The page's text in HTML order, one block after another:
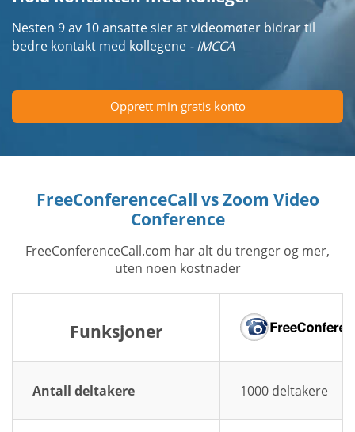
Nesten 9 av 10 ansatte sier at videomøter bidrar til
bedre kontakt med kollegene - IMCCA
Opprett min gratis konto
FreeConferenceCall vs Zoom Video
Conference
FreeConferenceCall.com har alt du trenger og mer,
uten noen kostnader
Funksjoner
Antall deltakere 1000 deltakere